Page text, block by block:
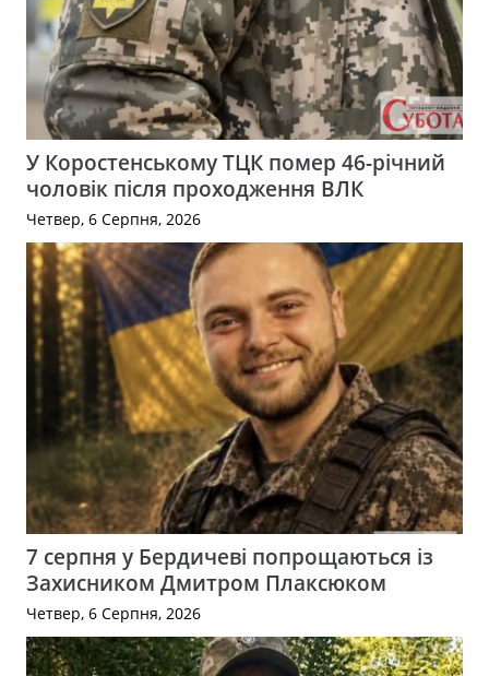
У Коростенському ТЦК помер 46-річний
чоловік після проходження ВЛК
Четвер, 6 Серпня, 2026
7 серпня у Бердичеві попрощаються із
Захисником Дмитром Плаксюком
Четвер, 6 Серпня, 2026